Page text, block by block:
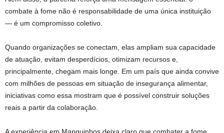
combate à fome não é responsabilidade de uma única instituição
— é um compromisso coletivo.
Quando organizações se conectam, elas ampliam sua capacidade
de atuação, evitam desperdícios, otimizam recursos e,
principalmente, chegam mais longe. Em um país que ainda convive
com milhões de pessoas em situação de insegurança alimentar,
iniciativas como essa mostram que é possível construir soluções
reais a partir da colaboração.